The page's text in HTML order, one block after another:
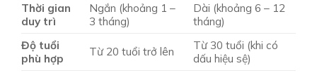
Thời gian
duy trì
Ngắn (khoảng 1 –
3 tháng)
Dài (khoảng 6 – 12
tháng)
Độ tuổi
phù hợp
Từ 20 tuổi trở lên
Từ 30 tuổi (khi có
dấu hiệu sệ)